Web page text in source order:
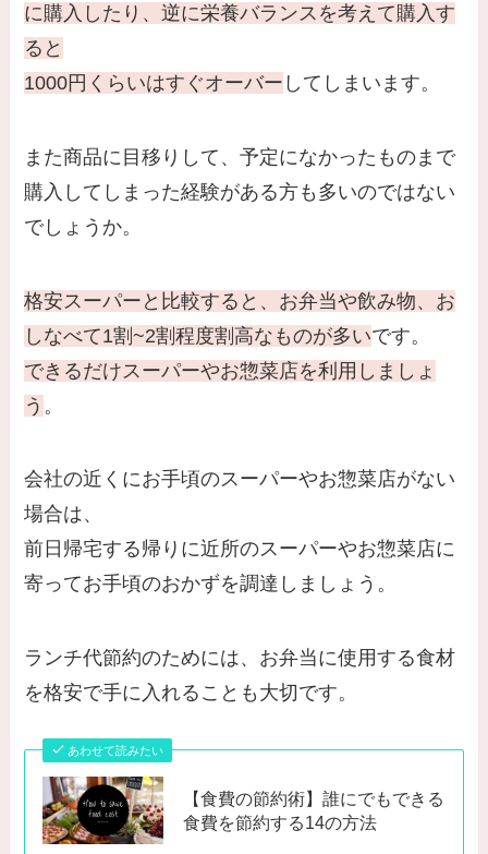
に購入したり、逆に栄養バランスを考えて購入す
ると
1000円くらいはすぐオーバー してしまいます。
また商品に目移りして、予定になかったものまで
購入してしまった経験がある方も多いのではない
でしょうか。
格安スーパーと比較すると、お弁当や飲み物、お
しなべて1割~2割程度割高なものが多いです。
できるだけスーパーやお惣菜店を利用しましょ
う 。
会社の近くにお手頃のスーパーやお惣菜店がない
場合は、
前日帰宅する帰りに近所のスーパーやお惣菜店に
寄ってお手頃のおかずを調達しましょう。
ランチ代節約のためには、お弁当に使用する食材
を格安で手に入れることも大切です。
あわせて読みたい
【食費の節約術】誰にでもできる
食費を節約する14の方法